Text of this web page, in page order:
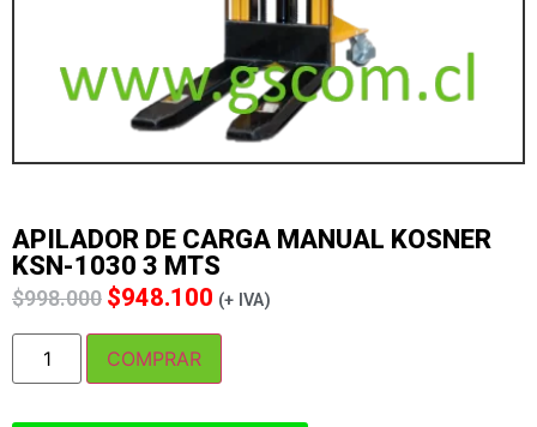
APILADOR DE CARGA MANUAL KOSNER
KSN-1030 3 MTS
$998.000 $948.100 (+ IVA)
COMPRAR